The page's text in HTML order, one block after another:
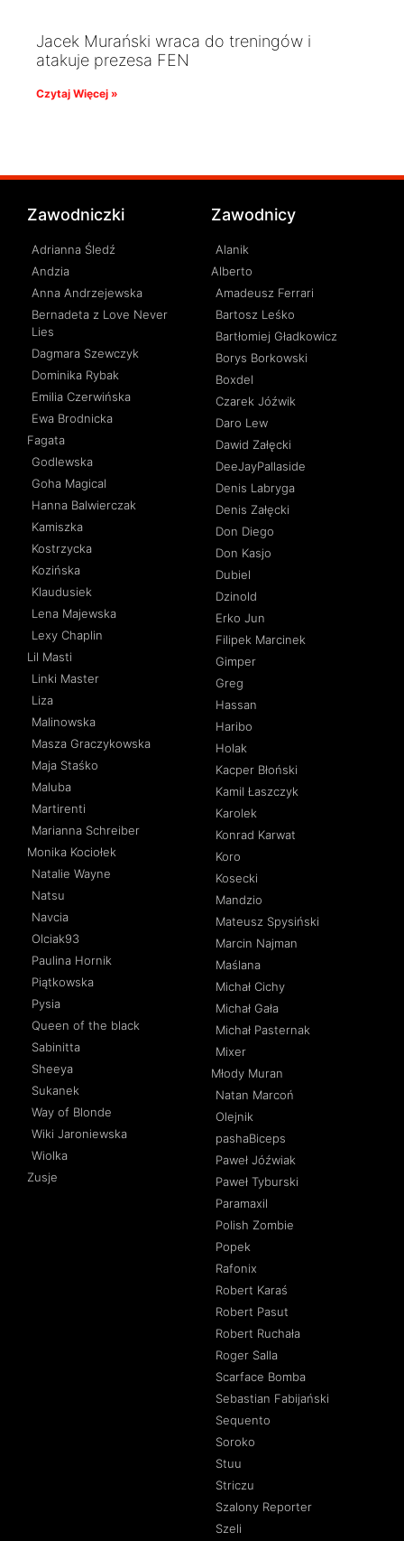
Jacek Murański wraca do treningów i
atakuje prezesa FEN
Czytaj Więcej »
Zawodniczki
Adrianna Śledź
Andzia
Anna Andrzejewska
Bernadeta z Love Never
Lies
Dagmara Szewczyk
Dominika Rybak
Emilia Czerwińska
Ewa Brodnicka
Fagata
Godlewska
Goha Magical
Hanna Balwierczak
Kamiszka
Kostrzycka
Kozińska
Klaudusiek
Lena Majewska
Lexy Chaplin
Lil Masti
Linki Master
Liza
Malinowska
Masza Graczykowska
Maja Staśko
Maluba
Martirenti
Marianna Schreiber
Monika Kociołek
Natalie Wayne
Natsu
Navcia
Olciak93
Paulina Hornik
Piątkowska
Pysia
Queen of the black
Sabinitta
Sheeya
Sukanek
Way of Blonde
Wiki Jaroniewska
Wiolka
Zusje
Zawodnicy
Alanik
Alberto
Amadeusz Ferrari
Bartosz Leśko
Bartłomiej Gładkowicz
Borys Borkowski
Boxdel
Czarek Jóźwik
Daro Lew
Dawid Załęcki
DeeJayPallaside
Denis Labryga
Denis Załęcki
Don Diego
Don Kasjo
Dubiel
Dzinold
Erko Jun
Filipek Marcinek
Gimper
Greg
Hassan
Haribo
Holak
Kacper Błoński
Kamil Łaszczyk
Karolek
Konrad Karwat
Koro
Kosecki
Mandzio
Mateusz Spysiński
Marcin Najman
Maślana
Michał Cichy
Michał Gała
Michał Pasternak
Mixer
Młody Muran
Natan Marcoń
Olejnik
pashaBiceps
Paweł Jóźwiak
Paweł Tyburski
Paramaxil
Polish Zombie
Popek
Rafonix
Robert Karaś
Robert Pasut
Robert Ruchała
Roger Salla
Scarface Bomba
Sebastian Fabijański
Sequento
Soroko
Stuu
Striczu
Szalony Reporter
Szeli